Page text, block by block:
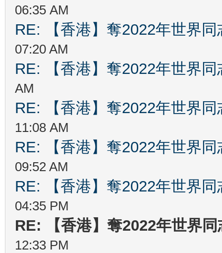
06:35 AM
RE: 【香港】奪2022年世界
07:20 AM
RE: 【香港】奪2022年世界
AM
RE: 【香港】奪2022年世界
11:08 AM
RE: 【香港】奪2022年世界
09:52 AM
RE: 【香港】奪2022年世界
04:35 PM
RE: 【香港】奪2022年世界
12:33 PM